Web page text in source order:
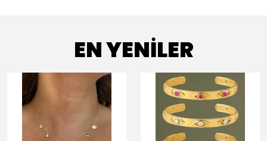
EN YENİLER